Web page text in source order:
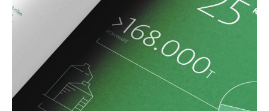
Leistungen
Referenzen